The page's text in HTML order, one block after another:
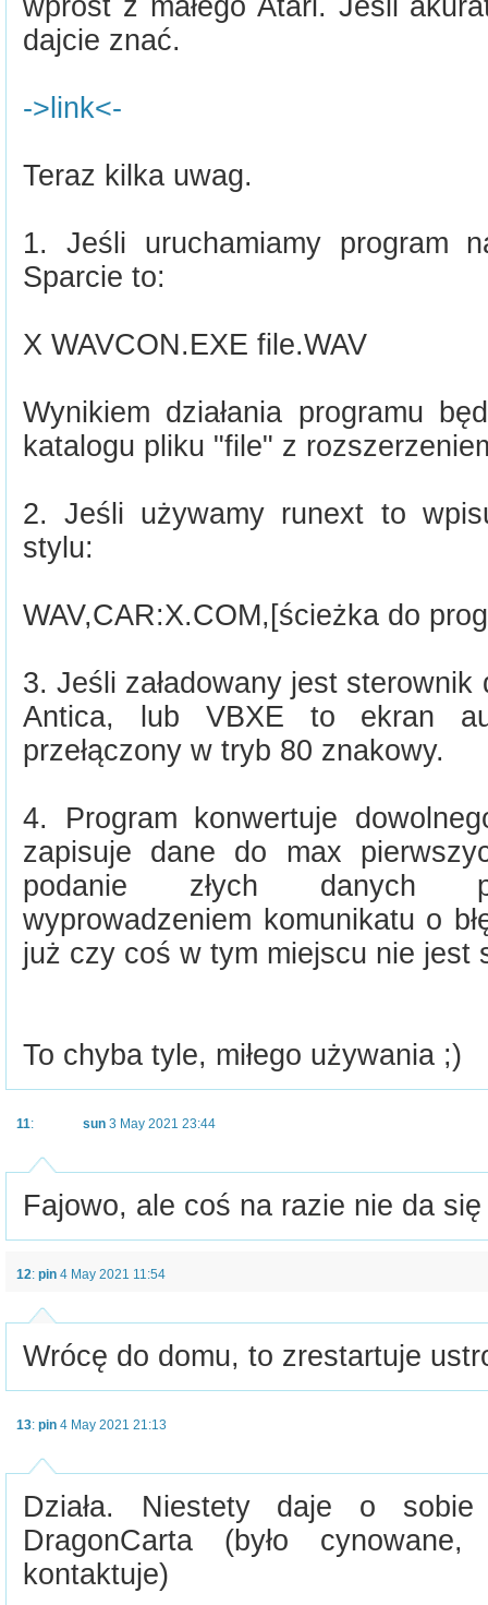
wprost z małego Atari. Jeśli
dajcie znać.
->link<-
Teraz kilka uwag.
1. Jeśli uruchamiamy program
Sparcie to:
X WAVCON.EXE file.WAV
Wynikiem działania programu
katalogu pliku "file" z
2. Jeśli używamy runext to
stylu:
WAV,CAR:X.COM,[ścieżka do
3. Jeśli załadowany jest
Antica, lub VBXE to ekran
przełączony w tryb 80 znakowy.
4. Program konwertuje
zapisuje dane do max
podanie złych danych
wyprowadzeniem komunikatu o
już czy coś w tym miejscu nie jest
To chyba tyle, miłego używania ;)
11: sun 3 May 2021 23:44
Fajowo, ale coś na razie nie da
12: pin 4 May 2021 11:54
Wrócę do domu, to zrestartuje
13: pin 4 May 2021 21:13
Działa. Niestety daje o
DragonCarta (było
kontaktuje)